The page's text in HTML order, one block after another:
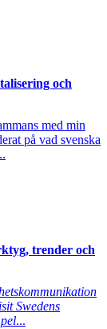
och
med min
på vad svenska
trender och
Swedens
...